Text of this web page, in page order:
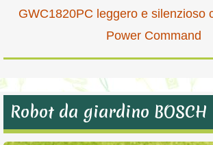
GWC1820PC leggero e silenzioso
Power Command
Robot da giardino BOSCH